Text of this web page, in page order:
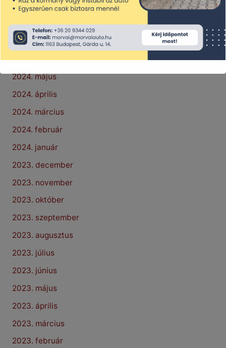
2024. szeptember
2024. augusztus
2024. július
2024. június
2024. május
2024. április
2024. március
2024. február
2024. január
2023. december
2023. november
2023. október
2023. szeptember
2023. augusztus
2023. július
2023. június
2023. május
2023. április
2023. március
2023. február